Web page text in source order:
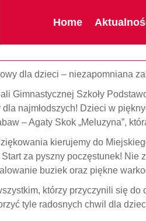
Home
dla dzieci – niezapomniana
Gimnastycznej Szkoły
dla najmłodszych! Dzieci w
– Agaty Skok „Meluzyna”,
kierujemy do
za pyszny poczęstunek! Nie
buziek oraz piękne
którzy przyczynili się
tyle radosnych chwil dla